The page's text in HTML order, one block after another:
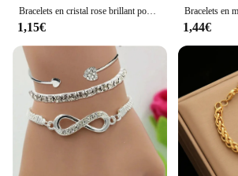
Bracelets en cristal rose brillant pour femmes et filles, bijoux Egirl esthétiques, nœud de lune doux, fleurs Zunderes, bracelet de fête, aucune fleur
1,15€ 1,44€